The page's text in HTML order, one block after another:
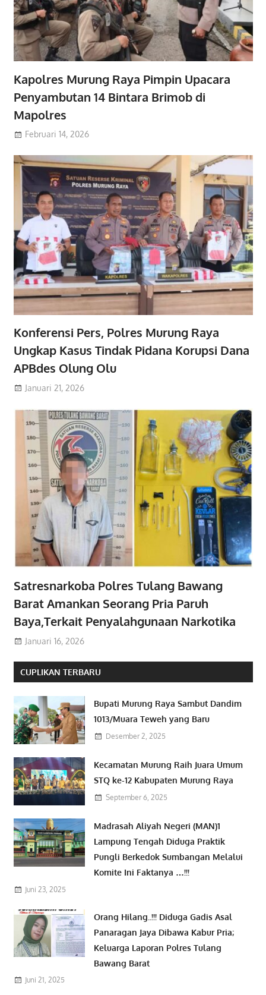
Kapolres Murung Raya Pimpin Upacara
Penyambutan 14 Bintara Brimob di
Mapolres
Februari 14, 2026
Konferensi Pers, Polres Murung Raya
Ungkap Kasus Tindak Pidana Korupsi Dana
APBdes Olung Olu
Januari 21, 2026
Satresnarkoba Polres Tulang Bawang
Barat Amankan Seorang Pria Paruh
Baya,Terkait Penyalahgunaan Narkotika
Januari 16, 2026
CUPLIKAN TERBARU
Bupati Murung Raya Sambut Dandim
1013/Muara Teweh yang Baru
Desember 2, 2025
Kecamatan Murung Raih Juara Umum
STQ ke-12 Kabupaten Murung Raya
September 6, 2025
Madrasah Aliyah Negeri (MAN)1
Lampung Tengah Diduga Praktik
Pungli Berkedok Sumbangan Melalui
Komite Ini Faktanya …!!!
Juni 23, 2025
Orang Hilang..!!! Diduga Gadis Asal
Panaragan Jaya Dibawa Kabur Pria;
Keluarga Laporan Polres Tulang
Bawang Barat
Juni 21, 2025